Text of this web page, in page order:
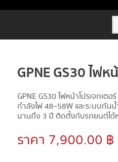
GPNE GS30 ไฟห
GPNE GS30 ไฟหน้าโปรเจกเต
กำลังไฟ 48–58W และระบบกัน
นานถึง 3 ปี ติดตั้งกับรถยนต์ได้
ราคา 7,900.00 ฿